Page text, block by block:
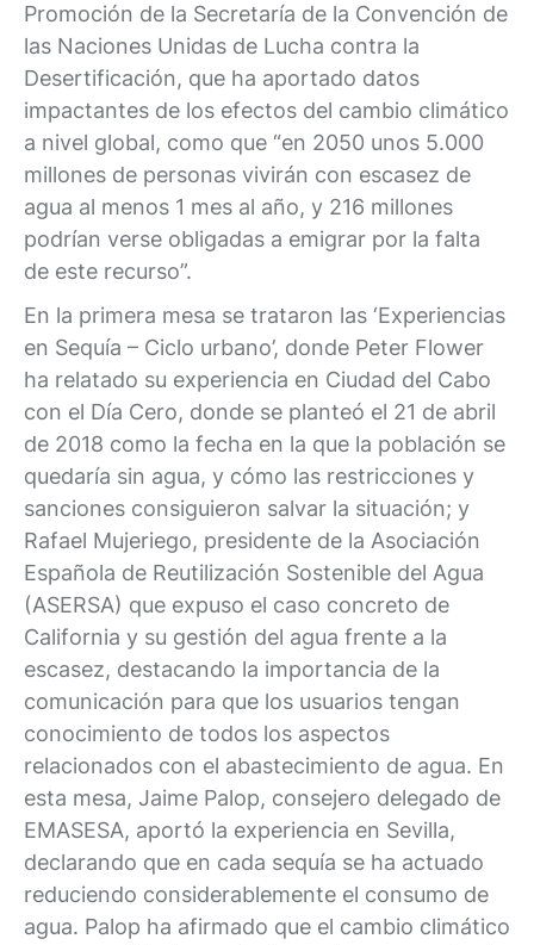
Promoción de la Secretaría de la Convención de
las Naciones Unidas de Lucha contra la
Desertificación, que ha aportado datos
impactantes de los efectos del cambio climático
a nivel global, como que “en 2050 unos 5.000
millones de personas vivirán con escasez de
agua al menos 1 mes al año, y 216 millones
podrían verse obligadas a emigrar por la falta
de este recurso”.
En la primera mesa se trataron las ‘Experiencias
en Sequía – Ciclo urbano’, donde Peter Flower
ha relatado su experiencia en Ciudad del Cabo
con el Día Cero, donde se planteó el 21 de abril
de 2018 como la fecha en la que la población se
quedaría sin agua, y cómo las restricciones y
sanciones consiguieron salvar la situación; y
Rafael Mujeriego, presidente de la Asociación
Española de Reutilización Sostenible del Agua
(ASERSA) que expuso el caso concreto de
California y su gestión del agua frente a la
escasez, destacando la importancia de la
comunicación para que los usuarios tengan
conocimiento de todos los aspectos
relacionados con el abastecimiento de agua. En
esta mesa, Jaime Palop, consejero delegado de
EMASESA, aportó la experiencia en Sevilla,
declarando que en cada sequía se ha actuado
reduciendo considerablemente el consumo de
agua. Palop ha afirmado que el cambio climático